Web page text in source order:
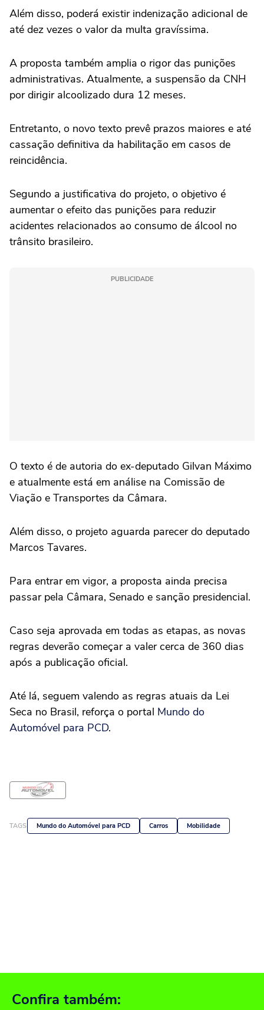
Além disso, poderá existir indenização adicional de
até dez vezes o valor da multa gravíssima.
A proposta também amplia o rigor das punições
administrativas. Atualmente, a suspensão da CNH
por dirigir alcoolizado dura 12 meses.
Entretanto, o novo texto prevê prazos maiores e até
cassação definitiva da habilitação em casos de
reincidência.
Segundo a justificativa do projeto, o objetivo é
aumentar o efeito das punições para reduzir
acidentes relacionados ao consumo de álcool no
trânsito brasileiro.
PUBLICIDADE
O texto é de autoria do ex-deputado Gilvan Máximo
e atualmente está em análise na Comissão de
Viação e Transportes da Câmara.
Além disso, o projeto aguarda parecer do deputado
Marcos Tavares.
Para entrar em vigor, a proposta ainda precisa
passar pela Câmara, Senado e sanção presidencial.
Caso seja aprovada em todas as etapas, as novas
regras deverão começar a valer cerca de 360 dias
após a publicação oficial.
Até lá, seguem valendo as regras atuais da Lei
Seca no Brasil, reforça o portal Mundo do
Automóvel para PCD.
TAGS Mundo do Automóvel para PCD Carros Mobilidade
Confira também: